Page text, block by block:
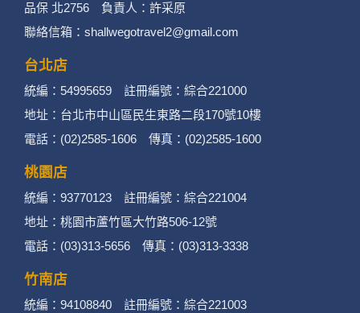
品保 北2756 負責人：許采原
聯絡信箱：shallwegotravel2@gmail.com
台北店
統編：54995659 註冊編號：綜合221000
地址：台北市中山區民生東路二段170號10樓
電話：(02)2585-1606 傳真：(02)2585-1600
桃園店
統編：93770123 註冊編號：綜合221004
地址：桃園市蘆竹區大竹路506-12號
電話：(03)313-5656 傳真：(03)313-3338
竹南店
統編：94108840 註冊編號：綜合221003